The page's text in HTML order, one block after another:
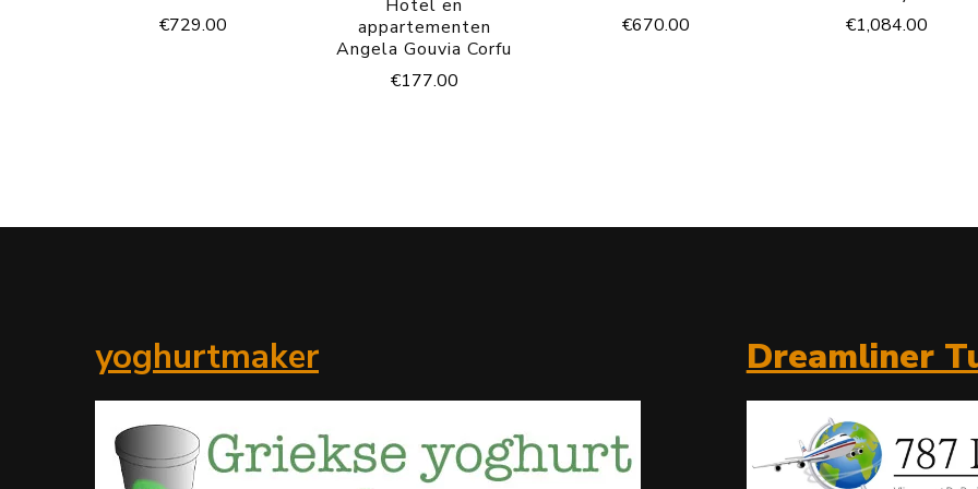
€729.00
Hotel en
appartementen
Angela Gouvia Corfu
€177.00
€670.00
€1,084.00
yoghurtmaker Dreamliner